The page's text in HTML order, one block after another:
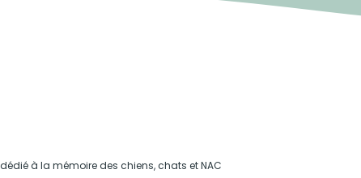
à la mémoire des chiens, chats et NAC